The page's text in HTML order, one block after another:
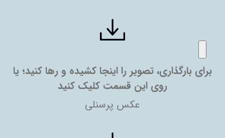
برای بارگذاری، تصویر را اینجا کشیده و رها کنید؛ یا
روی این قسمت کلیک کنید
عکس پرسنلی